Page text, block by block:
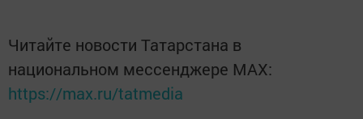
Читайте новости Татарстана в
национальном мессенджере MАХ:
https://max.ru/tatmedia